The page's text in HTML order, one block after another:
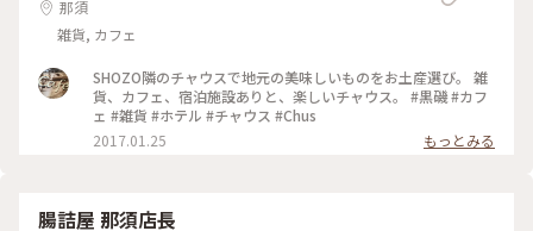
那須
雑貨, カフェ
SHOZO隣のチャウスで地元の美味しいものをお土産選び。 雑
貨、カフェ、宿泊施設ありと、楽しいチャウス。 #黒磯 #カフ
ェ #雑貨 #ホテル #チャウス #Chus
2017.01.25
もっとみる
腸詰屋 那須店長